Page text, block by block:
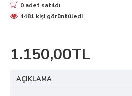
1.150,00TL
0 adet satıldı
4481 kişi görüntüledi
AÇIKLAMA